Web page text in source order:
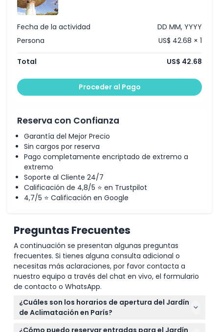
Cosas a Saber
Ubicación
Fecha de la actividad
DD MM, YYYY
Persona
US$ 42.68 × 1
Total US$ 42.68
Proceder al Pago
Reserva con Confianza
Garantía del Mejor Precio
Sin cargos por reserva
Pago completamente encriptado de extremo a
extremo
Soporte al Cliente 24/7
Calificación de 4,8/5 ⭐ en Trustpilot
4,7/5 ⭐ Calificación en Google
Preguntas Frecuentes
A continuación se presentan algunas preguntas
frecuentes. Si tienes alguna consulta adicional o
necesitas más aclaraciones, por favor contacta a
nuestro equipo a través del chat en vivo, el formulario
de contacto o WhatsApp.
¿Cuáles son los horarios de apertura del Jardín
de Aclimatación en París?
El Jardín de Aclimatación está abierto de lunes a
¿Cómo puedo reservar entradas para el Jardín